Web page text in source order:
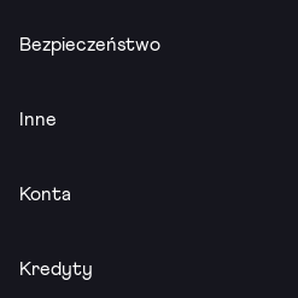
Bezpieczeństwo
Inne
Konta
Kredyty